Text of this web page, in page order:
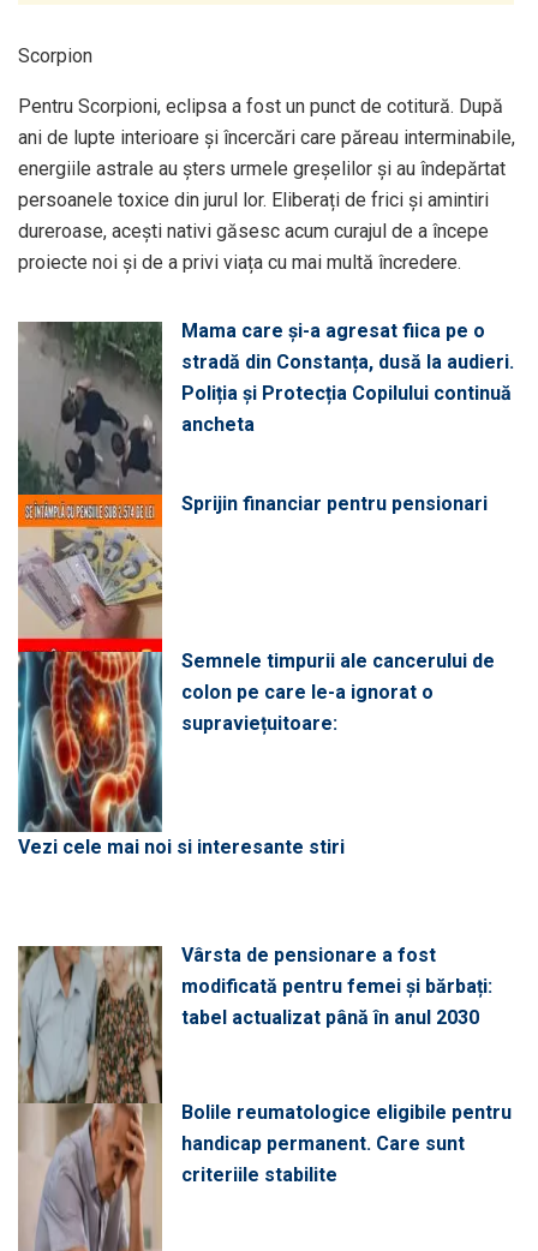
Scorpion
Pentru Scorpioni, eclipsa a fost un punct de cotitură. După
ani de lupte interioare și încercări care păreau interminabile,
energiile astrale au șters urmele greșelilor și au îndepărtat
persoanele toxice din jurul lor. Eliberați de frici și amintiri
dureroase, acești nativi găsesc acum curajul de a începe
proiecte noi și de a privi viața cu mai multă încredere.
Mama care și-a agresat fiica pe o
stradă din Constanța, dusă la audieri.
Poliția și Protecția Copilului continuă
ancheta
Sprijin financiar pentru pensionari
Semnele timpurii ale cancerului de
colon pe care le-a ignorat o
supraviețuitoare:
Vezi cele mai noi si interesante stiri
Vârsta de pensionare a fost
modificată pentru femei și bărbați:
tabel actualizat până în anul 2030
Bolile reumatologice eligibile pentru
handicap permanent. Care sunt
criteriile stabilite